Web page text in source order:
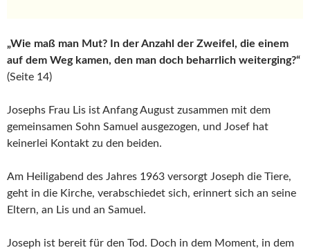
„Wie maß man Mut? In der Anzahl der Zweifel, die einem
auf dem Weg kamen, den man doch beharrlich weiterging?“
(Seite 14)
Josephs Frau Lis ist Anfang August zusammen mit dem
gemeinsamen Sohn Samuel ausgezogen, und Josef hat
keinerlei Kontakt zu den beiden.
Am Heiligabend des Jahres 1963 versorgt Joseph die Tiere,
geht in die Kirche, verabschiedet sich, erinnert sich an seine
Eltern, an Lis und an Samuel.
Joseph ist bereit für den Tod. Doch in dem Moment, in dem